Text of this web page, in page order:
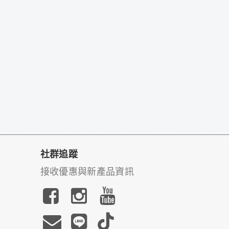
社群追蹤
接收優惠與新產品資訊